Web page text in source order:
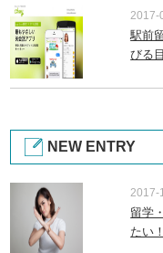
2017-
駅前
びる
NEW ENTRY
2017-
留学
たい